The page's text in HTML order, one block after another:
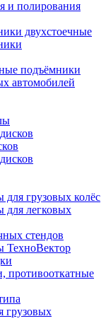
и полирования
двухстоечные
подъёмники
автомобилей
для грузовых колёс
для легковых
стендов
ТехноВектор
противооткатные
грузовых